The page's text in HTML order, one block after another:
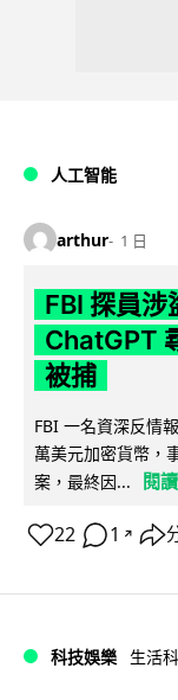
人工智能
arthur 1 日
FBI 探員
ChatGPT
被捕
FBI 一名資深反情
萬美元加密貨幣，
案，最終因...
閱
22 1 ↗
科技娛樂 生活